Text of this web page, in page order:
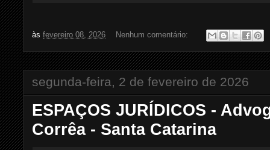
àsfevereiro 08, 2026 Nenhum comentário:
segunda-feira, 2 de fevereiro de 2026
ESPAÇOS JURÍDICOS -
Corrêa - Santa Catarina